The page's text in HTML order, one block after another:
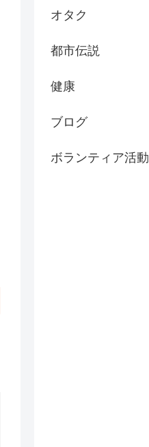
オタク
都市伝説
健康
ブログ
ボランティア活動